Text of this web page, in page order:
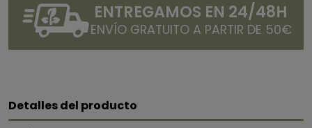
ENTREGAMOS EN 24/48H
ENVÍO GRATUITO A PARTIR DE 50€
Detalles del producto